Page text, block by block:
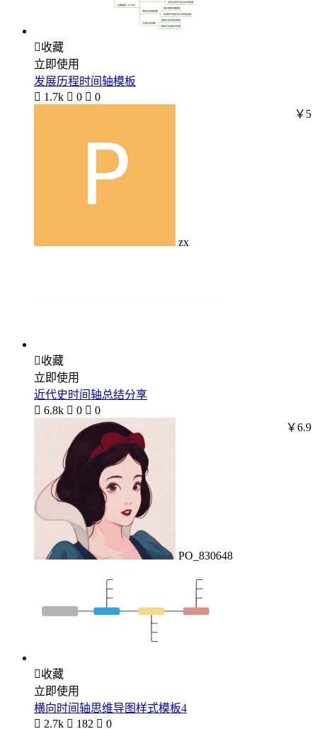
收藏
立即使用
发展历程时间轴模板
 1.7k  0  0
zx
￥5
收藏
立即使用
近代史时间轴总结分享
 6.8k  0  0
PO_830648
￥6.9
收藏
立即使用
横向时间轴思维导图样式模板4
 2.7k  182  0